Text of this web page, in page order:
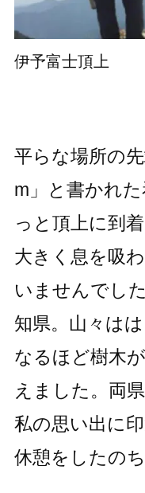
伊予富士頂上
平らな場所の
m」と書かれ
っと頂上に到
大きく息を吸
いませんでし
知県。山々は
なるほど樹木
えました。両
私の思い出に
休憩をしたの